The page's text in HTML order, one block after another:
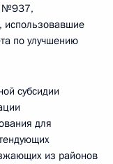
№937,
использовавшие
по улучшению
субсидии
для
из районов